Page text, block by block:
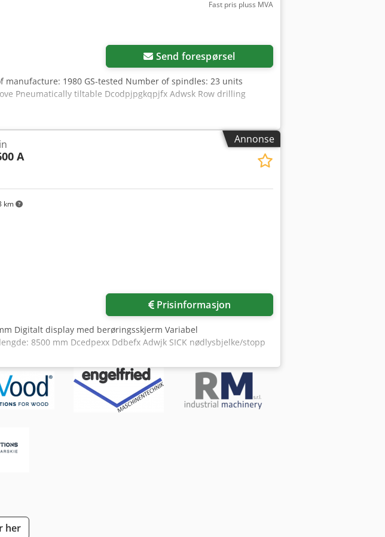
Fast pris pluss MVA
Send forespørsel
manufacture: 1980 GS-tested Number of spindles: 23 units
Pneumatically tiltable Dcodpjpgkqpjfx Adwsk Row drilling
Annonse
km
A
Prisinformasjon
Digitalt display med berøringsskjerm Variabel
8500 mm Dcedpexx Ddbefx Adwjk SICK nødlysbjelke/stopp
her